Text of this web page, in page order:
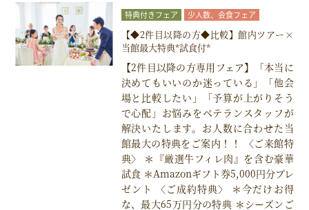
特典付きフェア
少人数、会食フェア
料理試食付きフェア
【◆2件目以降の方◆比較】館内ツアー×
当館最大特典*試食付*
【2件目以降の方専用フェア】「本当に
決めてもいいのか迷っている」「他会
場と比較したい」「予算が上がりそう
で心配」お悩みをベテランスタッフが
解決いたします。お人数に合わせた当
館最大の特典をご案内！！ 〈ご来館特
典〉 ＊『厳選牛フィレ肉』を含む豪華
試食 ＊Amazonギフト券5,000円分プレ
ゼント 〈ご成約特典〉 ＊今だけお得
な、最大65万円分の特典 ＊シーズンご